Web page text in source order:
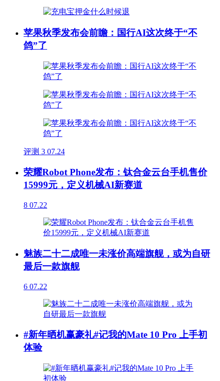
苹果秋季发布会前瞻：国行AI这次终于“不
鸽”了
评测 3 07.24
荣耀Robot Phone发布：钛合金云台手机售价
15999元，定义机械AI新赛道
8 07.22
魅族二十二成唯一未涨价高端旗舰，或为自研
最后一款旗舰
6 07.22
#新年晒机赢豪礼#记我的Mate 10 Pro 上手初
体验